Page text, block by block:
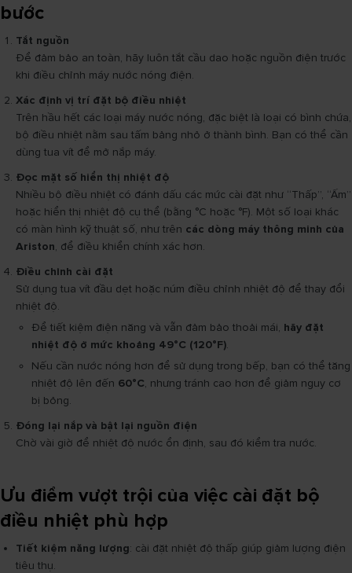
bước
Tắt nguồn
Để đảm bảo an toàn, hãy luôn tắt cầu dao hoặc nguồn điện trước
khi điều chỉnh máy nước nóng điện.
Xác định vị trí đặt bộ điều nhiệt
Trên hầu hết các loại máy nước nóng, đặc biệt là loại có bình chứa,
bộ điều nhiệt nằm sau tấm bảng nhỏ ở thành bình. Bạn có thể cần
dùng tua vít để mở nắp máy.
Đọc mặt số hiển thị nhiệt độ
Nhiều bộ điều nhiệt có đánh dấu các mức cài đặt như “Thấp”, “Ấm”
hoặc hiển thị nhiệt độ cụ thể (bằng °C hoặc °F). Một số loại khác
có màn hình kỹ thuật số, như trên các dòng máy thông minh của
Ariston, để điều khiển chính xác hơn.
Điều chỉnh cài đặt
Sử dụng tua vít đầu dẹt hoặc núm điều chỉnh nhiệt độ để thay đổi
nhiệt độ.
Để tiết kiệm điện năng và vẫn đảm bảo thoải mái, hãy đặt
nhiệt độ ở mức khoảng 49°C (120°F).
Nếu cần nước nóng hơn để sử dụng trong bếp, bạn có thể tăng
nhiệt độ lên đến 60°C, nhưng tránh cao hơn để giảm nguy cơ
bị bỏng.
Đóng lại nắp và bật lại nguồn điện
Chờ vài giờ để nhiệt độ nước ổn định, sau đó kiểm tra nước.
Ưu điểm vượt trội của việc cài đặt bộ
điều nhiệt phù hợp
Tiết kiệm năng lượng: cài đặt nhiệt độ thấp giúp giảm lượng điện
tiêu thụ.